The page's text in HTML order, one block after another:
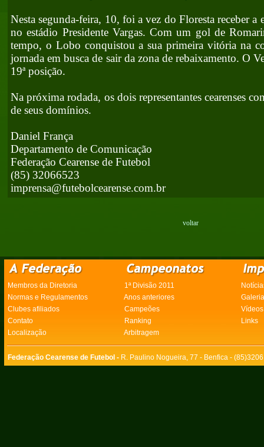
Nesta segunda-feira, 10, foi a vez do Floresta receber
no estádio Presidente Vargas. Com um gol de
tempo, o Lobo conquistou a sua primeira vitória na
jornada em busca de sair da zona de rebaixamento. O
19ª posição.
Na próxima rodada, os dois representantes cearenses
de seus domínios.
Daniel França
Departamento de Comunicação
Federação Cearense de Futebol
(85) 32066523
imprensa@futebolcearense.com.br
voltar
Membros da Diretoria 1ª Divisão 2011
Normas e Regulamentos
Anos anteriores
Clubes afiliados
Campeões
Vídeos
Contato
Ranking
Links
Localização
Arbitragem
Federação Cearense de Futebol - R. Paulino Nogueira, 77 - Benfica -